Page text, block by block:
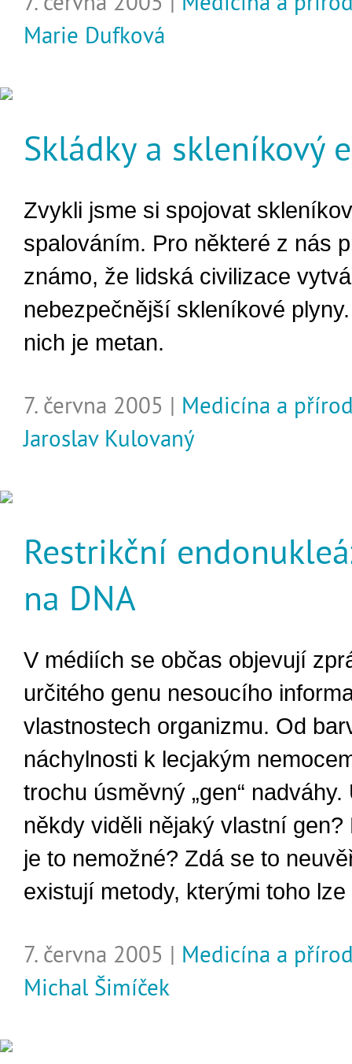
Marie Dufková
Skládky a skleníkový
Zvykli jsme si spojovat
spalováním. Pro některé z nás
známo, že lidská civilizace
nebezpečnější skleníkové
nich je metan.
7. června 2005 | Medicína a
Jaroslav Kulovaný
Restrikční
na DNA
V médiích se občas objevují
určitého genu nesoucího
vlastnostech organizmu. Od
náchylnosti k lecjakým
trochu úsměvný „gen“ nadváhy.
někdy viděli nějaký vlastní gen?
je to nemožné? Zdá se to
existují metody, kterými toho
7. června 2005 | Medicína a
Michal Šimíček